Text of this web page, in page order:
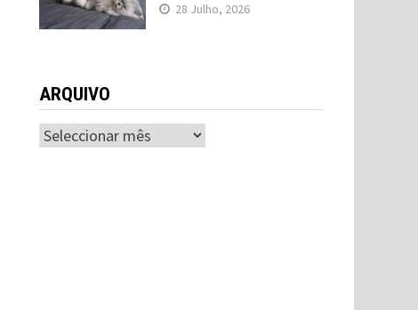
28 Julho, 2026
ARQUIVO
ARQUIVO